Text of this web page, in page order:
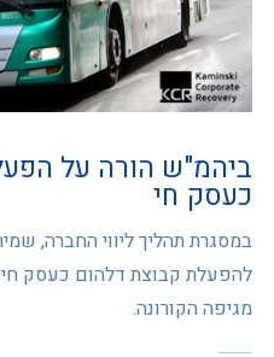
ביהמ"ש הורה על
כעסק חי
במסגרת תהליך ליווי החברה,
להפעלת קבוצת דלהום כעסק
מגיפה הקורונה.